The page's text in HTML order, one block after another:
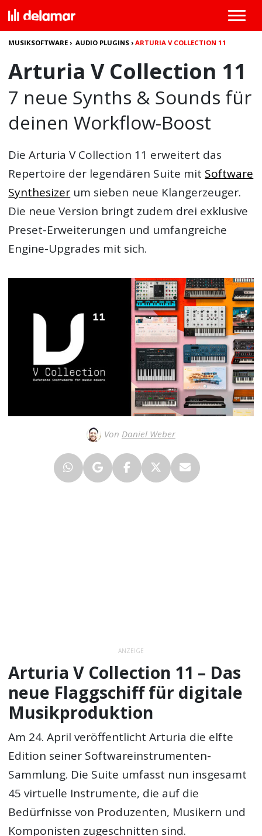
MUSIKSOFTWARE ›AUDIO PLUGINS ›ARTURIA V COLLECTION 11
Arturia V Collection 11
7 neue Synths & Sounds für
deinen Workflow-Boost
Die Arturia V Collection 11 erweitert das
Repertoire der legendären Suite mit Software
Synthesizer um sieben neue Klangerzeuger.
Die neue Version bringt zudem drei exklusive
Preset-Erweiterungen und umfangreiche
Engine-Upgrades mit sich.
Von Daniel Weber
ANZEIGE
Arturia V Collection 11 – Das
neue Flaggschiff für digitale
Musikproduktion
Am 24. April veröffentlicht Arturia die elfte
Edition seiner Softwareinstrumenten-
Sammlung. Die Suite umfasst nun insgesamt
45 virtuelle Instrumente, die auf die
Bedürfnisse von Produzenten, Musikern und
Komponisten zugeschnitten sind.